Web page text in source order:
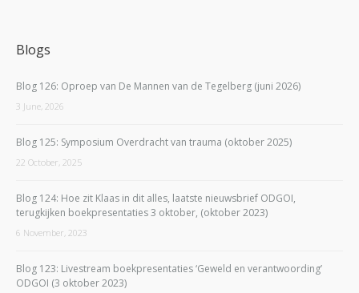
Blogs
Blog 126: Oproep van De Mannen van de Tegelberg (juni 2026)
3 June, 2026
Blog 125: Symposium Overdracht van trauma (oktober 2025)
22 October, 2025
Blog 124: Hoe zit Klaas in dit alles, laatste nieuwsbrief ODGOI,
terugkijken boekpresentaties 3 oktober, (oktober 2023)
6 November, 2023
Blog 123: Livestream boekpresentaties ‘Geweld en verantwoording’
ODGOI (3 oktober 2023)